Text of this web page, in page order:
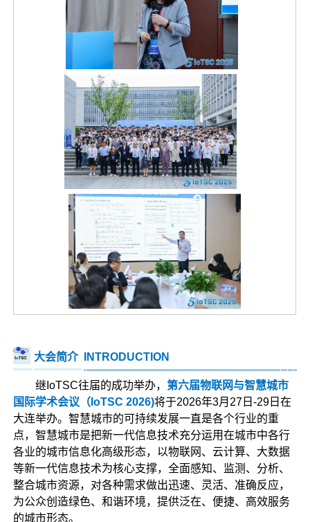
大会简介 INTRODUCTION
继IoTSC往届的成功举办，第六届物联网与智慧城市
国际学术会议（IoTSC 2026)将于2026年3月27日-29日在
大连举办。智慧城市的可持续发展一直是各个行业的重
点，智慧城市是把新一代信息技术充分运用在城市中各行
各业的城市信息化高级形态，以物联网、云计算、大数据
等新一代信息技术为核心支撑，全面感知、监测、分析、
整合城市资源，对各种需求做出迅速、灵活、准确反应，
为公众创造绿色、和谐环境，提供泛在、便捷、高效服务
的城市形态。